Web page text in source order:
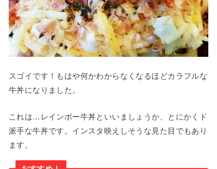
スゴイです！もはや何かわからなくなるほどカラフルな
牛丼になりました。
これは…レインボー牛丼といいましょうか、とにかくド
派手な牛丼です。インスタ映えしそうな見た目でもあり
ます。